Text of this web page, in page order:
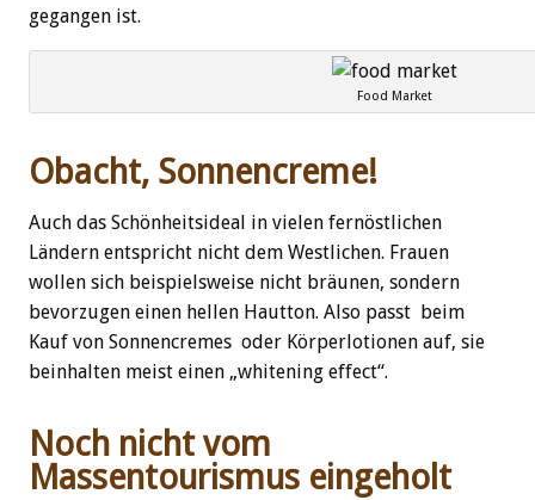
gegangen ist.
Food Market
Obacht, Sonnencreme!
Auch das Schönheitsideal in vielen fernöstlichen
Ländern entspricht nicht dem Westlichen. Frauen
wollen sich beispielsweise nicht bräunen, sondern
bevorzugen einen hellen Hautton. Also passt beim
Kauf von Sonnencremes oder Körperlotionen auf, sie
beinhalten meist einen „whitening effect“.
Noch nicht vom
Massentourismus eingeholt